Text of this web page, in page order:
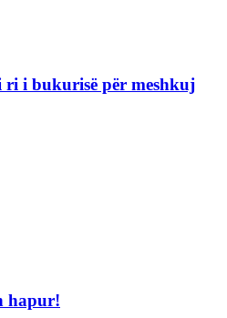
ri i bukurisë për meshkuj
hapur!